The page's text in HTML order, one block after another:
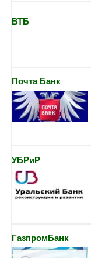
ВТБ
Почта Банк
УБРиР
ГазпромБанк